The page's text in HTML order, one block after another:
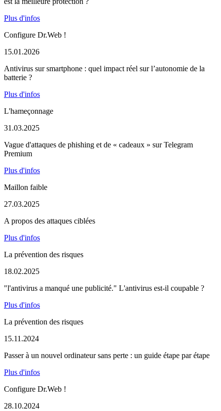
Plus d'infos
Configure Dr.Web !
15.01.2026
Antivirus sur smartphone : quel impact réel sur l’autonomie de la
batterie ?
Plus d'infos
L'hameçonnage
31.03.2025
Vague d'attaques de phishing et de « cadeaux » sur Telegram
Premium
Plus d'infos
Maillon faible
27.03.2025
A propos des attaques ciblées
Plus d'infos
La prévention des risques
18.02.2025
"l'antivirus a manqué une publicité." L'antivirus est-il coupable ?
Plus d'infos
La prévention des risques
15.11.2024
Passer à un nouvel ordinateur sans perte : un guide étape par étape
Plus d'infos
Configure Dr.Web !
28.10.2024